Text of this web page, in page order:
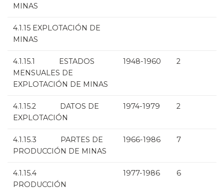
MINAS
4.1.15 EXPLOTACIÓN DE
MINAS
4.1.15.1 ESTADOS
MENSUALES DE
EXPLOTACIÓN DE MINAS
1948-1960 2
4.1.15.2 DATOS DE
EXPLOTACIÓN
1974-1979 2
4.1.15.3 PARTES DE
PRODUCCIÓN DE MINAS
1966-1986 7
4.1.15.4
PRODUCCIÓN
1977-1986 6